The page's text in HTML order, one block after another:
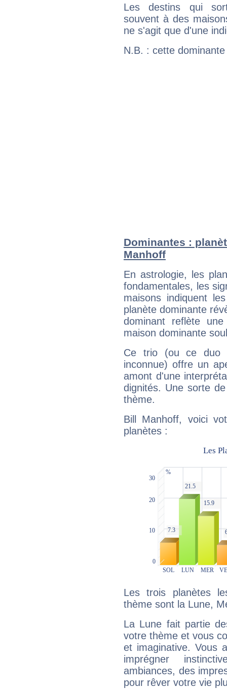
Les destins qui
souvent à des
ne s'agit que d'une
N.B. : cette
Dominantes :
Manhoff
En astrologie, les
fondamentales, les
maisons indiquent
planète dominante
dominant reflète
maison dominante
Ce trio (ou ce duo
inconnue) offre un
amont d'une
dignités. Une sorte
thème.
Bill Manhoff, voici
planètes :
Les trois planètes
thème sont la Lune,
La Lune fait partie
votre thème et vous
et imaginative. Vous
imprégner
ambiances, des
pour rêver votre vie